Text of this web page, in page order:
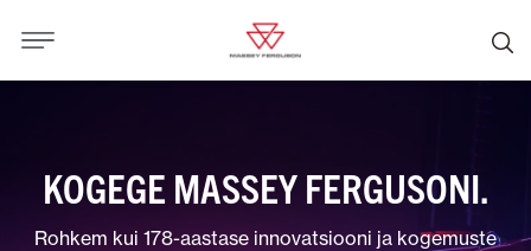
KOGEGE MASSEY FERGUSONI.
Rohkem kui 178-aastase innovatsiooni ja kogemuste